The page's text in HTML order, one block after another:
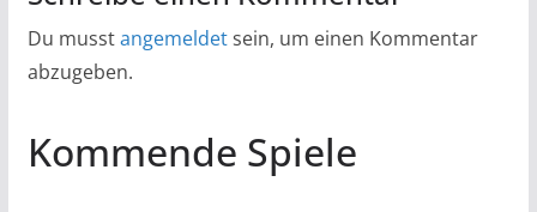
Du musstangemeldetsein, um einen Kommentar
abzugeben.
Kommende Spiele